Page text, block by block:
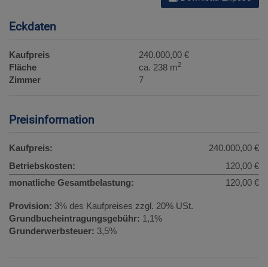
Eckdaten
Kaufpreis
240.000,00 €
Fläche
ca. 238 m2
Zimmer 7
Preisinformation
Kaufpreis:
240.000,00 €
Betriebskosten:
120,00 €
monatliche Gesamtbelastung:
120,00 €
Provision: 3% des Kaufpreises zzgl. 20% USt.
Grundbucheintragungsgebühr: 1,1%
Grunderwerbsteuer: 3,5%